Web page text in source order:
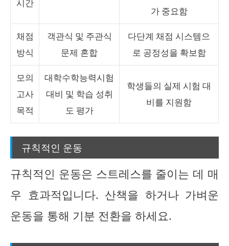
시간
가 중요함
채점
방식
객관식 및 주관식
문제 혼합
다단계 채점 시스템으
로 공정성을 확보함
모의
고사
목적
대학수학능력시험
대비 및 학습 성취
도 평가
학생들의 실제 시험 대
비를 지원함
규칙적인 운동
규칙적인 운동은 스트레스를 줄이는 데 매
우 효과적입니다. 산책을 하거나 가벼운
운동을 통해 기분 전환을 하세요.